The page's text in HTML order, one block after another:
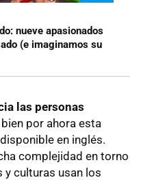
nueve apasionados
(e imaginamos su
las personas
bien por ahora esta
en inglés.
complejidad en torno
culturas usan los